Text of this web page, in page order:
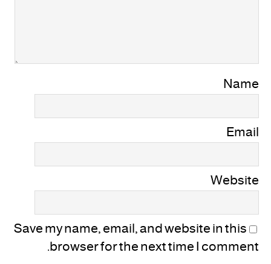
Name
Email
Website
Save my name, email, and website in this
browser for the next time I comment.